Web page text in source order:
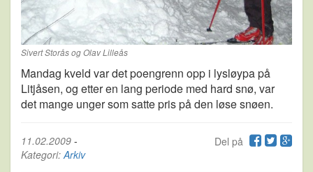
Sivert Storås og Olav Lilleås
Mandag kveld var det poengrenn opp i lysløypa på
Litjåsen, og etter en lang periode med hard snø, var
det mange unger som satte pris på den løse snøen.
Del på
11.02.2009 -
Kategori: Arkiv